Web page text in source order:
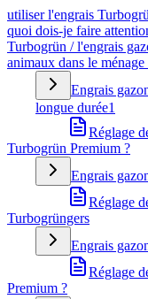
utiliser l'engrais
quoi dois-je faire
Turbogrün / l'engrais
animaux dans le ménage
Engrais
longue durée1
Réglage
Turbogrün Premium ?
Engrais
Réglage
Turbogrüngers
Engrais
Réglage
Premium ?